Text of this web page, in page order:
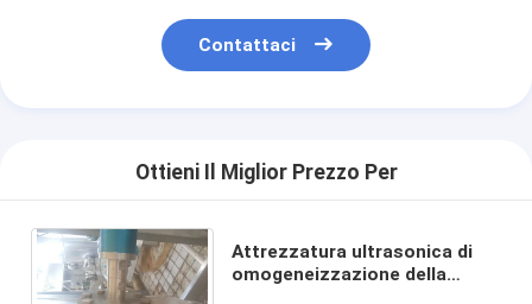
Contattaci
Ottieni Il Miglior Prezzo Per
Attrezzatura ultrasonica di
omogeneizzazione della